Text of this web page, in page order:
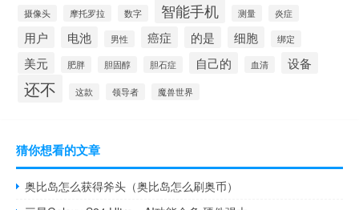
摄像头 摩托罗拉 数字 智能手机 测量 炎症
用户 电池 男性 癌症 的是 细胞 绑定
美元 肥胖 胆固醇 胆石症 自己的 血清 设备
还不 这款 领导者 魔兽世界
猜你想看的文章
奥比岛怎么获得斧头（奥比岛怎么刷奥币）